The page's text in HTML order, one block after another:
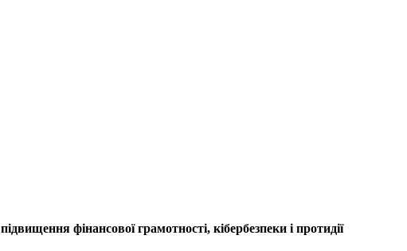
фінансової грамотності, кібербезпеки і протидії